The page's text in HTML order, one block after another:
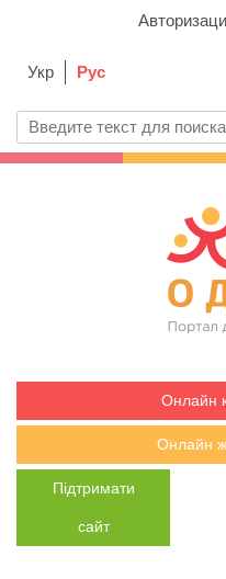
Укр Рус
Онлайн
Онлайн
Підтримати
сайт